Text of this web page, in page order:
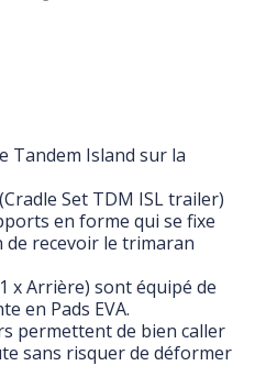
Island sur la
Set TDM ISL trailer)
en forme qui se fixe
recevoir le trimaran
x Arrière) sont équipé de
en Pads EVA.
permettent de bien caller
sans risquer de déformer